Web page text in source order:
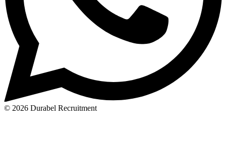
© 2026 Durabel Recruitment